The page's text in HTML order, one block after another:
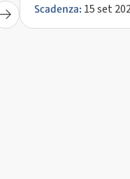
Scadenza: 15 set